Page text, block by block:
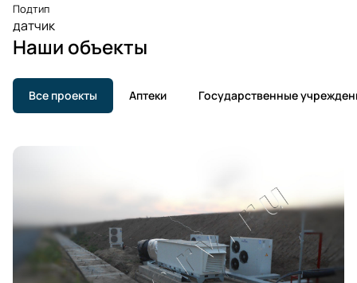
Подтип
датчик
Наши объекты
Все проекты Аптеки Государственные